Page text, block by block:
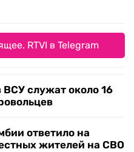
RTVI в Telegram
служат около 16
ответило на
жителей на СВО